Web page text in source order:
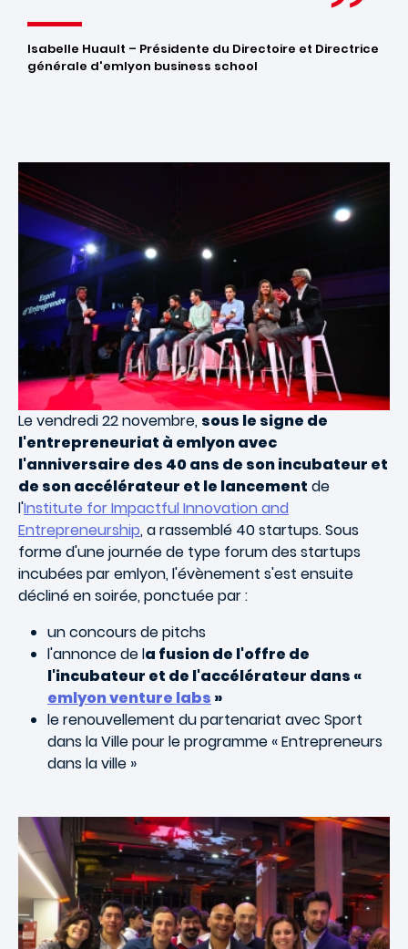
Isabelle Huault – Présidente du Directoire et Directrice
générale d'emlyon business school
Le vendredi 22 novembre, sous le signe de
l'entrepreneuriat à emlyon avec
l'anniversaire des 40 ans de son incubateur et
de son accélérateur et le lancement de
l'Institute for Impactful Innovation and
Entrepreneurship, a rassemblé 40 startups. Sous
forme d'une journée de type forum des startups
incubées par emlyon, l'évènement s'est ensuite
décliné en soirée, ponctuée par :
un concours de pitchs
l'annonce de la fusion de l'offre de
l'incubateur et de l'accélérateur dans «
emlyon venture labs »
le renouvellement du partenariat avec Sport
dans la Ville pour le programme « Entrepreneurs
dans la ville »